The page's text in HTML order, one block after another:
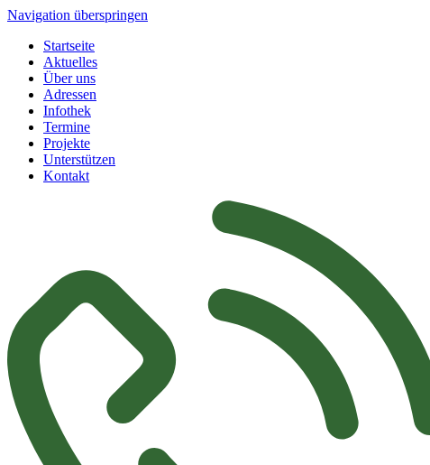
Navigation überspringen
Startseite
Aktuelles
Über uns
Adressen
Infothek
Termine
Projekte
Unterstützen
Kontakt